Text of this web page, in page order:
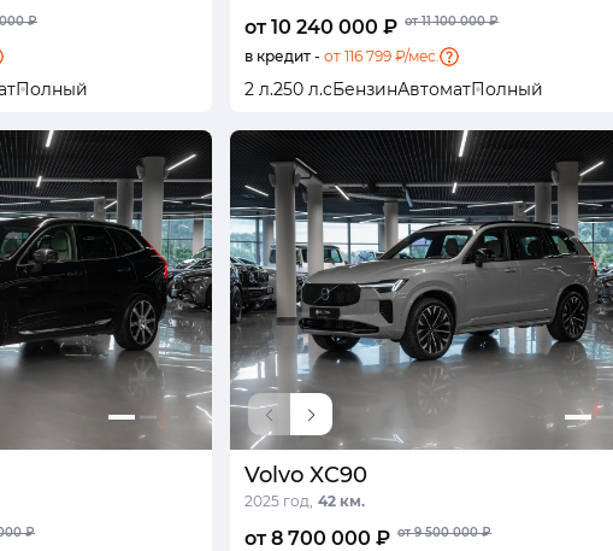
₽
Полный
от 10 240 000 ₽ от 11 100 000 ₽
в кредит - от 116 799 ₽/мес.
2 л.250 л.сБензинАвтоматПолный
₽
Volvo XC90
2025 год, 42 км.
от 8 700 000 ₽ от 9 500 000 ₽